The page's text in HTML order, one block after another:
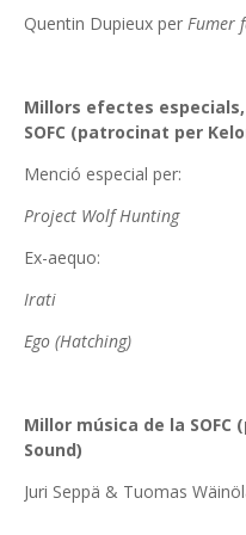
Quentin Dupieux per Fumer
Millors efectes
SOFC (patrocinat per
Menció especial per:
Project Wolf Hunting
Ex-aequo:
Irati
Ego (Hatching)
Millor música de la
Sound)
Juri Seppä & Tuomas